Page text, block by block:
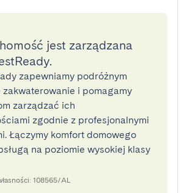
jest zarządzana
zapewniamy podróżnym
zakwaterowanie i pomagamy
zarządzać ich
zgodnie z profesjonalnymi
Łączymy komfort domowego
na poziomie wysokiej klasy
108565/AL